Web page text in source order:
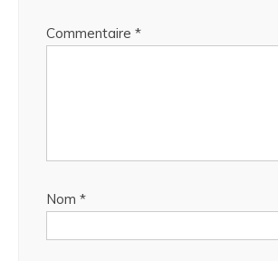
Commentaire *
Nom *